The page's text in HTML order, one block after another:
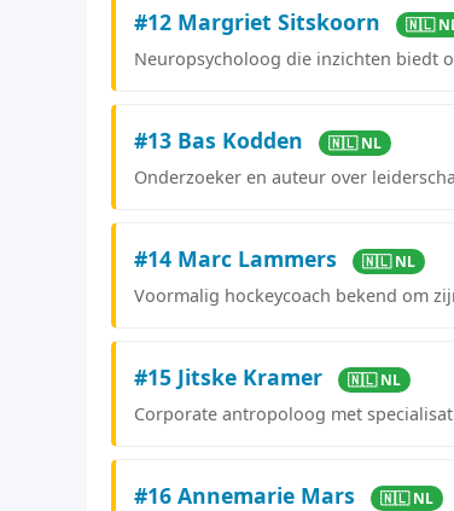
#12 Margriet Sitskoorn 🇳🇱
Neuropsycholoog die inzichten biedt
#13 Bas Kodden 🇳🇱 NL
Onderzoeker en auteur over
#14 Marc Lammers 🇳🇱 NL
Voormalig hockeycoach bekend om
#15 Jitske Kramer 🇳🇱 NL
Corporate antropoloog met
#16 Annemarie Mars 🇳🇱 NL